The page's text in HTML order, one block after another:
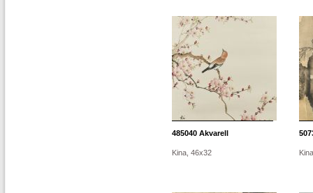
485040 Akvarell
Kina, 46x32